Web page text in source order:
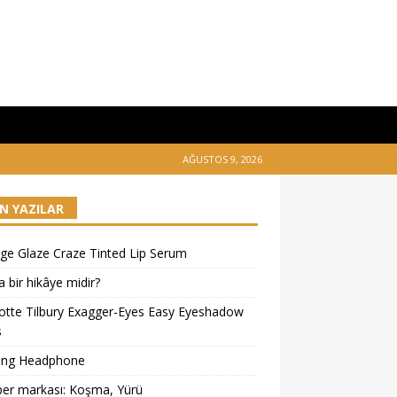
AĞUSTOS 9, 2026
YAZILAR
Glaze Craze Tinted Lip Serum
bir hikâye midir?
Tilbury Exagger-Eyes Easy Eyeshadow
Headphone
markası: Koşma, Yürü